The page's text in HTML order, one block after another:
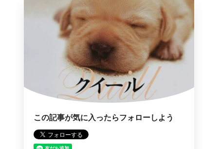
この記事が気に入ったらフォローしよう